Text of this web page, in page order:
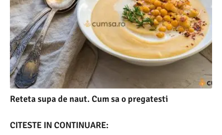
Reteta supa de naut. Cum sa o pregatesti
CITESTE IN CONTINUARE: